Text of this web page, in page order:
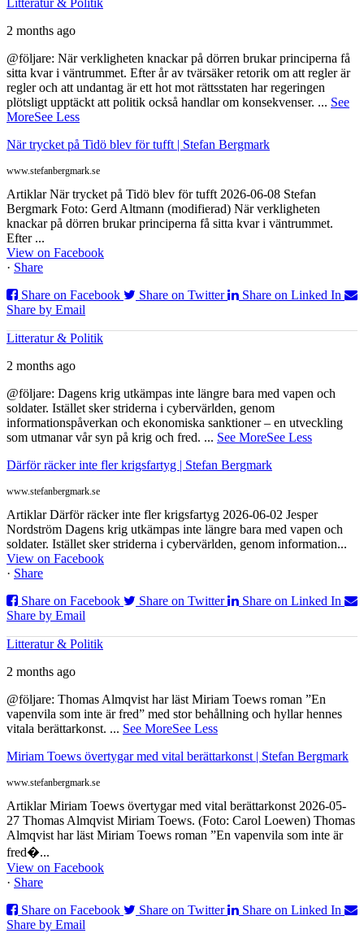
Litteratur & Politik
2 months ago
@följare: När verkligheten knackar på dörren brukar principerna få
sitta kvar i väntrummet. Efter år av tvärsäker retorik om att regler är
regler och att undantag är ett hot mot rättsstaten har regeringen
plötsligt upptäckt att politik också handlar om konsekvenser. ... See
MoreSee Less
När trycket på Tidö blev för tufft | Stefan Bergmark
www.stefanbergmark.se
Artiklar När trycket på Tidö blev för tufft 2026-06-08 Stefan
Bergmark Foto: Gerd Altmann (modifierad) När verkligheten
knackar på dörren brukar principerna få sitta kvar i väntrummet.
Efter ...
View on Facebook
· Share
Share on Facebook
Share on Twitter
Share on Linked In
Share by Email
Litteratur & Politik
2 months ago
@följare: Dagens krig utkämpas inte längre bara med vapen och
soldater. Istället sker striderna i cybervärlden, genom
informationspåverkan och ekonomiska sanktioner – en utveckling
som utmanar vår syn på krig och fred. ... See MoreSee Less
Därför räcker inte fler krigsfartyg | Stefan Bergmark
www.stefanbergmark.se
Artiklar Därför räcker inte fler krigsfartyg 2026-06-02 Jesper
Nordström Dagens krig utkämpas inte längre bara med vapen och
soldater. Istället sker striderna i cybervärlden, genom information...
View on Facebook
· Share
Share on Facebook
Share on Twitter
Share on Linked In
Share by Email
Litteratur & Politik
2 months ago
@följare: Thomas Almqvist har läst Miriam Toews roman ”En
vapenvila som inte är fred” med stor behållning och hyllar hennes
vitala berättarkonst. ... See MoreSee Less
Miriam Toews övertygar med vital berättarkonst | Stefan Bergmark
www.stefanbergmark.se
Artiklar Miriam Toews övertygar med vital berättarkonst 2026-05-
27 Thomas Almqvist Miriam Toews. (Foto: Carol Loewen) Thomas
Almqvist har läst Miriam Toews roman ”En vapenvila som inte är
fred�...
View on Facebook
· Share
Share on Facebook
Share on Twitter
Share on Linked In
Share by Email